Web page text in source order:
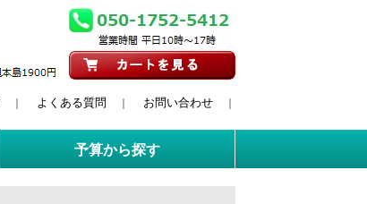
よくある質問 お問い合わせ
予算から探す